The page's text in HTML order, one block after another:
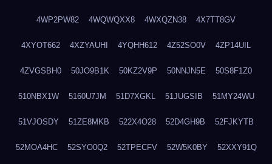
4WP2PW82 4WQWQXX8 4WXQZN38 4X7TT8GV
4XYOT662 4XZYAUHI 4YQHH612 4Z52SO0V 4ZP14UIL
4ZVGSBH0 50JO9B1K 50KZ2V9P 50NNJN5E 50S8F1Z0
510NBX1W 5160U7JM 51D7XGKL 51JUGSIB 51MY24WU
51VJOSDY 51ZE8MKB 522X4O28 52D4GH9B 52FJKYTB
52MOA4HC 52SYO0Q2 52TPECFV 52W5K0BY 52XXY91Q